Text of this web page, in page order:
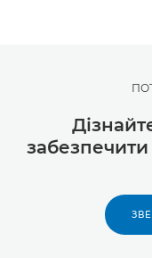
забезпечити